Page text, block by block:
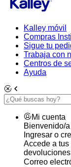
Kalley móvil
Compras
Sigue tu
Trabaja con
Centros de
Ayuda
Mi cuenta
Bienvenido/a
Ingresar o
Accede a
Correo